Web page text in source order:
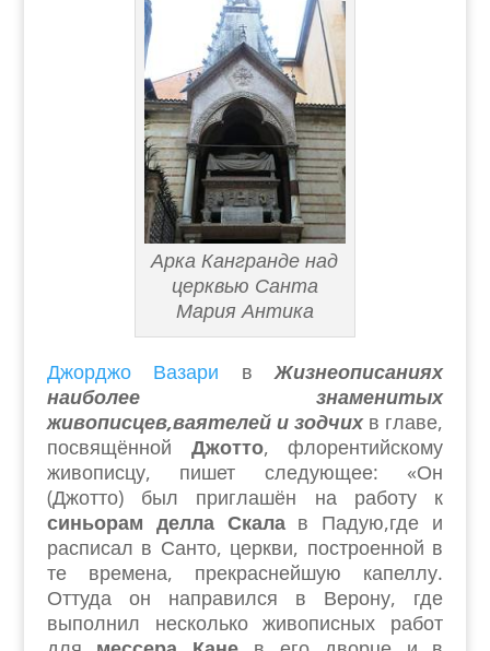
Арка Кангранде над
церквью Санта
Мария Антика
Джорджо Вазари вЖизнеописаниях
наиболее знаменитых
живописцев,ваятелей и зодчихв главе,
посвящённой Джотто, флорентийскому
живописцу, пишет следующее: «Он
(Джотто) был приглашён на работу к
синьорам делла Скалав Падую,где и
расписал в Санто, церкви, построенной в
те времена, прекраснейшую капеллу.
Оттуда он направился в Верону, где
выполнил несколько живописных работ